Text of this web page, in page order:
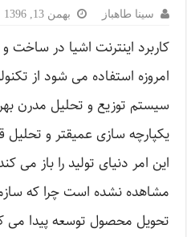
سینا طاهباز بهمن 13, 1396
کاربرد اینترنت اشیا در ساخت
امروزه استفاده می شود از
سیستم توزیع و تحلیل مدرن
یکپارچه سازی عمیقتر و تحلیل
این امر دنیای تولید را باز می
مشاهده نشده است چرا که
تحویل محصول توسعه پیدا می